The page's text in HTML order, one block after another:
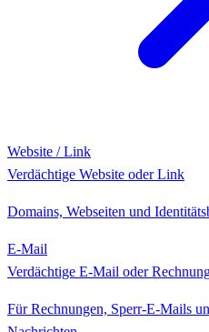
Website / Link
Verdächtige Website oder Link
Domains, Webseiten und
E-Mail
Verdächtige E-Mail oder
Für Rechnungen, Sperr-E-Mails